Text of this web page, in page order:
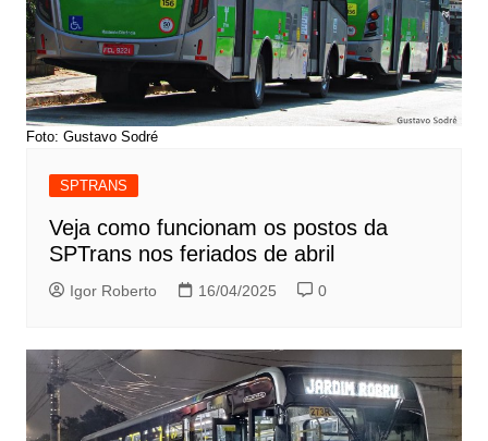
Foto: Gustavo Sodré
SPTRANS
Veja como funcionam os postos da
SPTrans nos feriados de abril
Igor Roberto 16/04/2025 0